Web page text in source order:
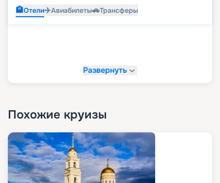
🏨Отели✈️Авиабилеты🚗Трансферы
Развернуть
Похожие круизы